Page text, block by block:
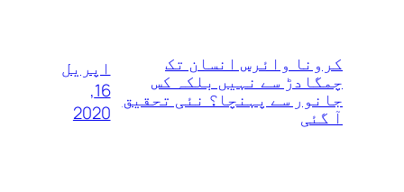
کرونا وائرس انسان تک
چمگادڑ سے نہیں بلکہ کس
جانور سے پہنچا؟ نئی تحقیق
آ گئی
اپریل
16,
2020